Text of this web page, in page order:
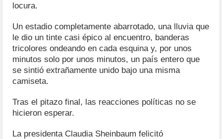
locura.
Un estadio completamente abarrotado, una lluvia que
le dio un tinte casi épico al encuentro, banderas
tricolores ondeando en cada esquina y, por unos
minutos solo por unos minutos, un país entero que
se sintió extrañamente unido bajo una misma
camiseta.
Tras el pitazo final, las reacciones políticas no se
hicieron esperar.
La presidenta Claudia Sheinbaum felicitó